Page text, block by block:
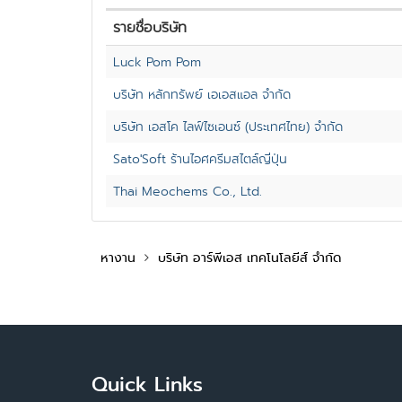
รายชื่อบริษัท
Luck Pom Pom
บริษัท หลักทรัพย์ เอเอสแอล จำกัด
บริษัท เอสโค ไลฟ์ไซเอนซ์ (ประเทศไทย) จำกัด
Sato'Soft ร้านไอศครีมสไตล์ญี่ปุ่น
Thai Meochems Co., Ltd.
หางาน บริษัท อาร์พีเอส เทคโนโลยีส์ จำกัด
Quick Links